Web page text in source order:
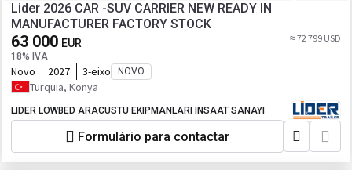
Lider 2026 CAR -SUV CARRIER NEW READY IN
MANUFACTURER FACTORY STOCK
63 000 EUR
18% IVA
≈ 72 799 USD
Novo 2027 3-eixo NOVO
Turquia, Konya
LIDER LOWBED ARACUSTU EKIPMANLARI INSAAT SANAYI
Formulário para contactar